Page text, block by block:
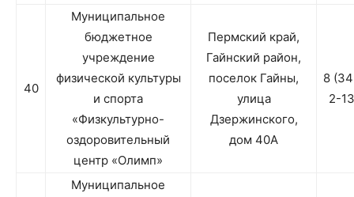
40
Муниципальное
бюджетное
учреждение
физической культуры
и спорта
«Физкультурно-
оздоровительный
центр «Олимп»
Пермский край,
Гайнский район,
поселок Гайны,
улица
Дзержинского,
дом 40А
8
2-
Муниципальное